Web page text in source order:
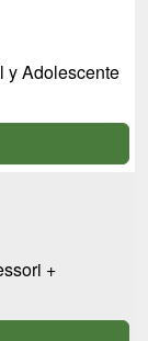
y Adolescente
+